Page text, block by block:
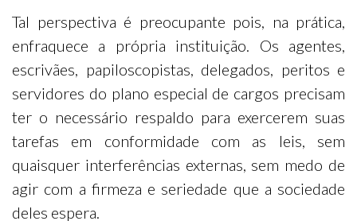
Tal perspectiva é preocupante pois, na prática,
enfraquece a própria instituição. Os agentes,
escrivães, papiloscopistas, delegados, peritos e
servidores do plano especial de cargos precisam
ter o necessário respaldo para exercerem suas
tarefas em conformidade com as leis, sem
quaisquer interferências externas, sem medo de
agir com a firmeza e seriedade que a sociedade
deles espera.